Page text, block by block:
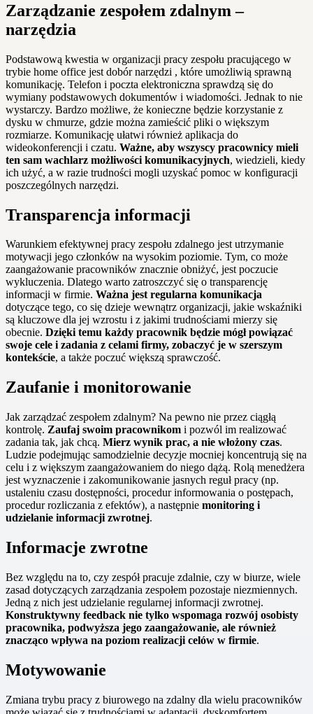
Zarządzanie zespołem zdalnym –
narzędzia
Podstawową kwestia w organizacji pracy zespołu pracującego w
trybie home office jest dobór narzędzi , które umożliwią sprawną
komunikację. Telefon i poczta elektroniczna sprawdzą się do
wymiany podstawowych dokumentów i wiadomości. Jednak to nie
wystarczy. Bardzo możliwe, że konieczne będzie korzystanie z
dysku w chmurze, gdzie można zamieścić pliki o większym
rozmiarze. Komunikację ułatwi również aplikacja do
wideokonferencji i czatu. Ważne, aby wszyscy pracownicy mieli
ten sam wachlarz możliwości komunikacyjnych, wiedzieli, kiedy
ich użyć, a w razie trudności mogli uzyskać pomoc w konfiguracji
poszczególnych narzędzi.
Transparencja informacji
Warunkiem efektywnej pracy zespołu zdalnego jest utrzymanie
motywacji jego członków na wysokim poziomie. Tym, co może
zaangażowanie pracowników znacznie obniżyć, jest poczucie
wykluczenia. Dlatego warto zatroszczyć się o transparencję
informacji w firmie. Ważna jest regularna komunikacja
dotyczące tego, co się dzieje wewnątrz organizacji, jakie wskaźniki
są kluczowe dla jej wzrostu i z jakimi trudnościami mierzy się
obecnie. Dzięki temu każdy pracownik będzie mógł powiązać
swoje cele i zadania z celami firmy, zobaczyć je w szerszym
kontekście, a także poczuć większą sprawczość.
Zaufanie i monitorowanie
Jak zarządzać zespołem zdalnym? Na pewno nie przez ciągłą
kontrolę. Zaufaj swoim pracownikom i pozwól im realizować
zadania tak, jak chcą. Mierz wynik prac, a nie włożony czas.
Ludzie podejmując samodzielnie decyzje mocniej koncentrują się na
celu i z większym zaangażowaniem do niego dążą. Rolą menedżera
jest wyznaczenie i zakomunikowanie jasnych reguł pracy (np.
ustaleniu czasu dostępności, procedur informowania o postępach,
procedur rozliczania z efektów), a następnie monitoring i
udzielanie informacji zwrotnej.
Informacje zwrotne
Bez względu na to, czy zespół pracuje zdalnie, czy w biurze, wiele
zasad dotyczących zarządzania zespołem pozostaje niezmiennych.
Jedną z nich jest udzielanie regularnej informacji zwrotnej.
Konstruktywny feedback nie tylko wspomaga rozwój osobisty
pracownika, podwyższa jego zaangażowanie, ale również
znacząco wpływa na poziom realizacji celów w firmie.
Motywowanie
Zmiana trybu pracy z biurowego na zdalny dla wielu pracowników